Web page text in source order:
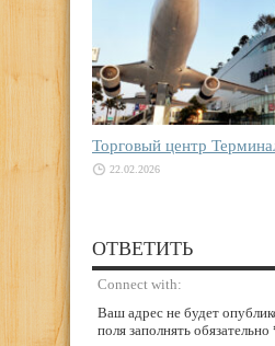
Торговый центр
22.02.2026
ОТВЕТИТЬ
Connect with:
Ваш адрес не будет
поля заполнять обязательно